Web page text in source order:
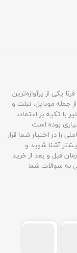
یکی از پرآوازه‌ترین
جمله موبایل، تبلت و
با تکیه بر اعتماد،
بوده است.
را در اختیار شما قرار
آشنا شوید و
قبل و بعد از خرید
به سوالات شما